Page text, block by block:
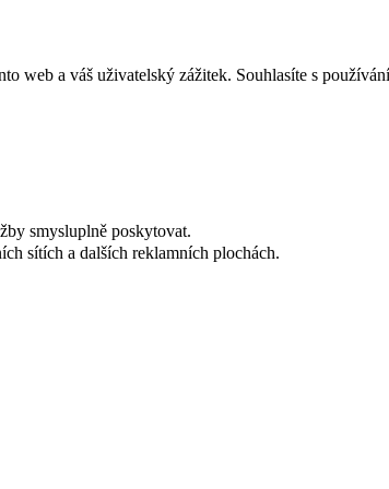
web a váš uživatelský zážitek. Souhlasíte s
smysluplně poskytovat.
sítích a dalších reklamních plochách.